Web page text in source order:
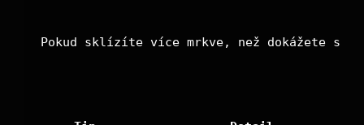
Pokud sklízíte více mrkve, než dokážete